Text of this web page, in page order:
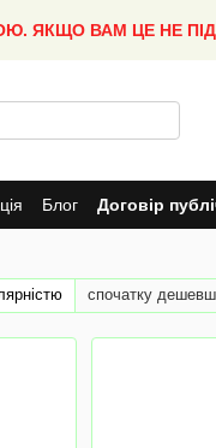
ЯКЩО ВАМ ЦЕ НЕ
Блог Договір
спочатку